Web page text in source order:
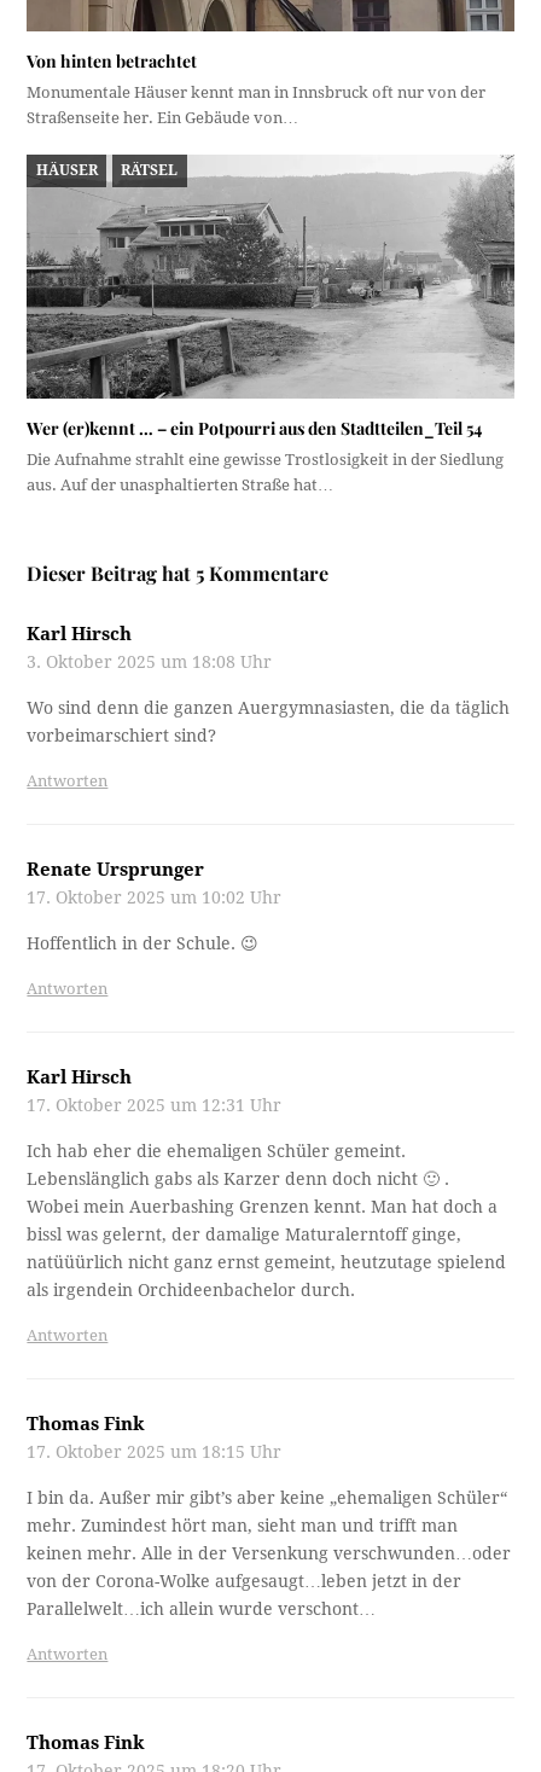
Von hinten betrachtet
Monumentale Häuser kennt man in Innsbruck oft nur von der
Straßenseite her. Ein Gebäude von…
HÄUSER RÄTSEL
Wer (er)kennt … – ein Potpourri aus den Stadtteilen_Teil 54
Die Aufnahme strahlt eine gewisse Trostlosigkeit in der Siedlung
aus. Auf der unasphaltierten Straße hat…
Dieser Beitrag hat 5 Kommentare
Karl Hirsch
3. Oktober 2025 um 18:08 Uhr
Wo sind denn die ganzen Auergymnasiasten, die da täglich
vorbeimarschiert sind?
Antworten
Renate Ursprunger
17. Oktober 2025 um 10:02 Uhr
Hoffentlich in der Schule. 😉
Antworten
Karl Hirsch
17. Oktober 2025 um 12:31 Uhr
Ich hab eher die ehemaligen Schüler gemeint.
Lebenslänglich gabs als Karzer denn doch nicht 🙂 .
Wobei mein Auerbashing Grenzen kennt. Man hat doch a
bissl was gelernt, der damalige Maturalerntoff ginge,
natüüürlich nicht ganz ernst gemeint, heutzutage spielend
als irgendein Orchideenbachelor durch.
Antworten
Thomas Fink
17. Oktober 2025 um 18:15 Uhr
I bin da. Außer mir gibt’s aber keine „ehemaligen Schüler“
mehr. Zumindest hört man, sieht man und trifft man
keinen mehr. Alle in der Versenkung verschwunden…oder
von der Corona-Wolke aufgesaugt…leben jetzt in der
Parallelwelt…ich allein wurde verschont…
Antworten
Thomas Fink